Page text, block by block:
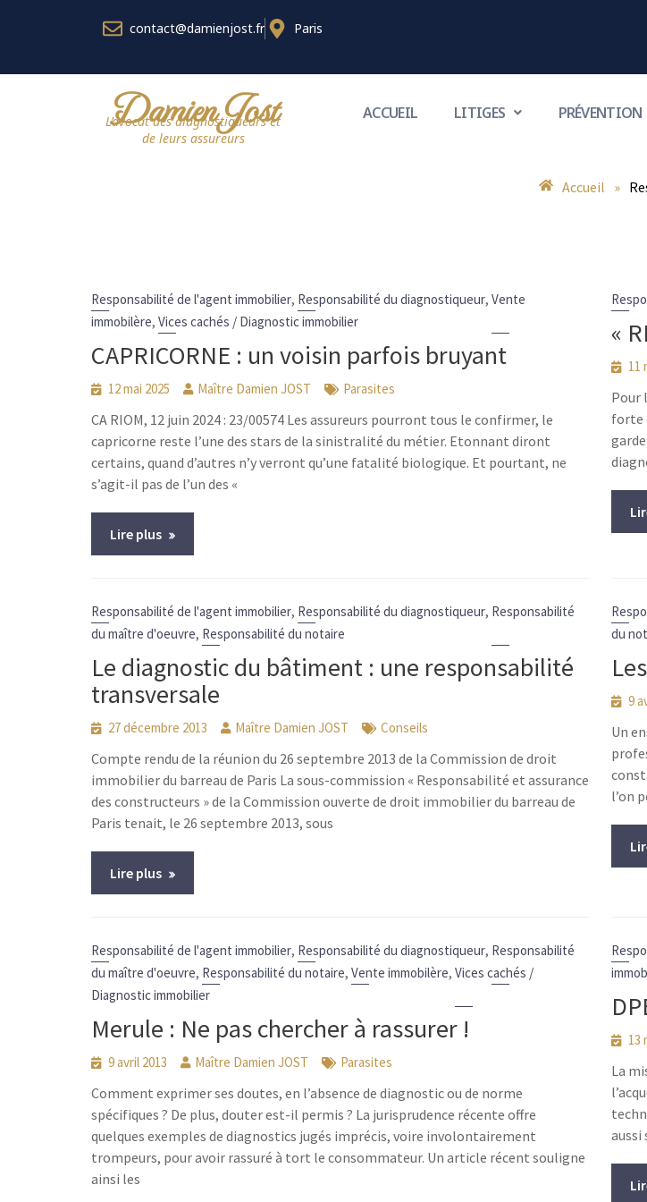
contact@damienjost.fr Paris
Damien Jost
L’avocat des diagnostiqueurs et
de leurs assureurs
ACCUEIL LITIGES PRÉVENTION
Accueil »
Responsabilité de l'agent immobilier, Responsabilité du diagnostiqueur,Vente
immobilère,Vices cachés / Diagnostic immobilier
CAPRICORNE : un voisin parfois bruyant
12 mai 2025 Maître Damien JOST Parasites
CA RIOM, 12 juin 2024 : 23/00574 Les assureurs pourront tous le confirmer, le
capricorne reste l’une des stars de la sinistralité du métier. Etonnant diront
certains, quand d’autres n’y verront qu’une fatalité biologique. Et pourtant, ne
s’agit-il pas de l’un des «
Lire plus
«
11
Pour
forte
Responsabilité de l'agent immobilier, Responsabilité du diagnostiqueur, Responsabilité
du maître d'oeuvre, Responsabilité du notaire
Le diagnostic du bâtiment : une responsabilité
transversale
27 décembre 2013 Maître Damien JOST Conseils
Compte rendu de la réunion du 26 septembre 2013 de la Commission de droit
immobilier du barreau de Paris La sous-commission « Responsabilité et assurance
des constructeurs » de la Commission ouverte de droit immobilier du barreau de
Paris tenait, le 26 septembre 2013, sous
Lire plus
du
9
Un
l’on
Responsabilité de l'agent immobilier, Responsabilité du diagnostiqueur, Responsabilité
du maître d'oeuvre, Responsabilité du notaire,Vente immobilère,Vices cachés /
Diagnostic immobilier
Merule : Ne pas chercher à rassurer !
9 avril 2013 Maître Damien JOST Parasites
Comment exprimer ses doutes, en l’absence de diagnostic ou de norme
spécifiques ? De plus, douter est-il permis ? La jurisprudence récente offre
quelques exemples de diagnostics jugés imprécis, voire involontairement
trompeurs, pour avoir rassuré à tort le consommateur. Un article récent souligne
ainsi les
13
La
aussi